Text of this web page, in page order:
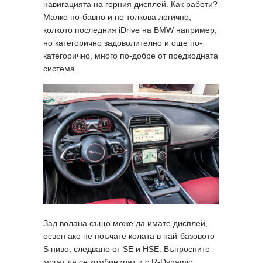
навигацията на горния дисплей. Как работи?
Малко по-бавно и не толкова логично,
колкото последния iDrive на BMW например,
но категорично задоволително и още по-
категорично, много по-добре от предходната
система.
Зад волана също може да имате дисплей,
освен ако не поъчате колата в най-базовото
S ниво, следвано от SE и HSE. Въпросните